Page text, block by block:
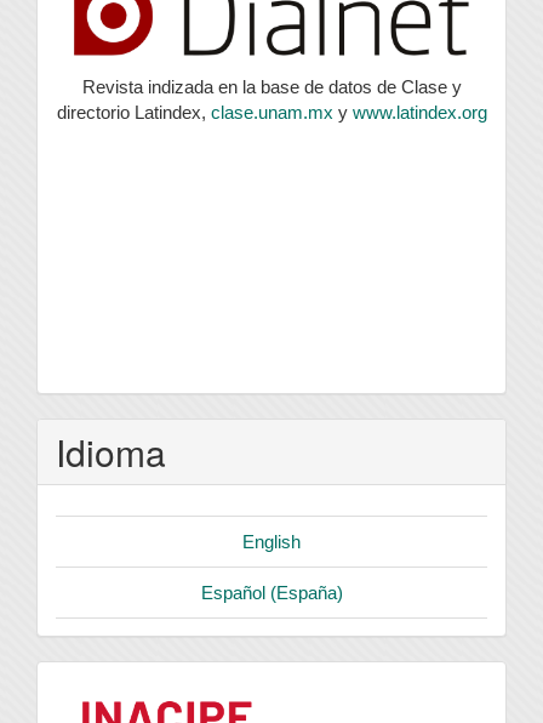
Revista indizada en la base de datos de Clase y
directorio Latindex, clase.unam.mx y www.latindex.org
Idioma
English
Español (España)
logo